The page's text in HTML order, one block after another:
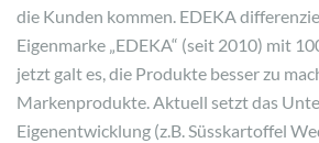
die Kunden kommen. EDEKA
Eigenmarke „EDEKA“ (seit 2010) mit
jetzt galt es, die Produkte besser zu
Markenprodukte. Aktuell setzt das
Eigenentwicklung (z.B. Süsskartoffel